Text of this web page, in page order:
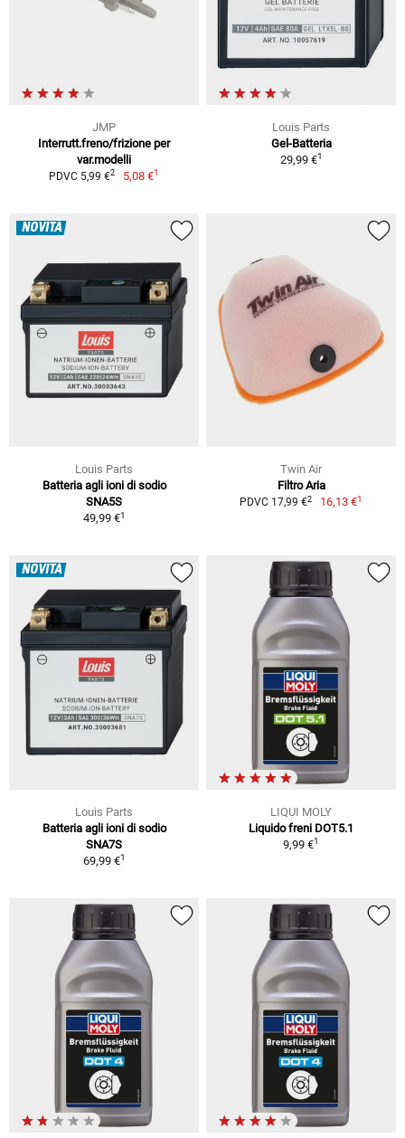
JMP
Interrutt.freno/frizione per
var.modelli
PDVC 5,99 €2 5,08 €1
Louis Parts
Gel-Batteria
29,99 €1
NOVITÀ
Louis Parts
Batteria agli ioni di sodio
SNA5S
49,99 €1
Twin Air
Filtro Aria
PDVC 17,99 €2 16,13 €1
NOVITÀ
Louis Parts
Batteria agli ioni di sodio
SNA7S
69,99 €1
LIQUI MOLY
Liquido freni DOT5.1
9,99 €1